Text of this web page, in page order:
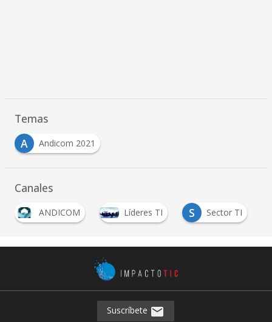
Temas
A
Andicom 2021
Canales
ANDICOM Líderes TI S Sector TI
Suscríbete